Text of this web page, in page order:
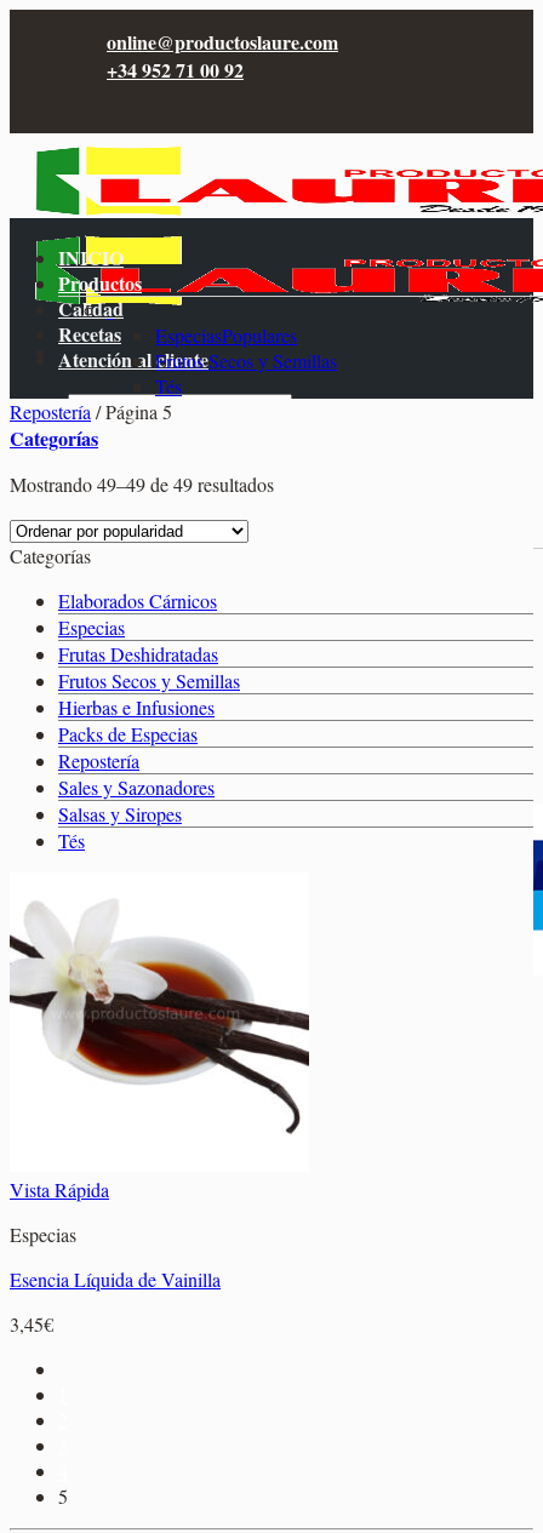
online@productoslaure.com
+34 952 71 00 92
Buscar
por:
Acceder
0,00€
No hay productos en el carrito.
Volver a la tienda
No hay productos en el carrito.
Volver a la tienda
INICIO
Productos
Especias
Frutos Secos y Semillas
Tés
Hierbas e Infusiones
Sales y Sazonadores
Packs de Especias
Salsas y Siropes
Calidad
Recetas
Atención al cliente
Repostería /Página 5
Categorías
Mostrando 49–49 de 49 resultados
Categorías
Elaborados Cárnicos
Especias
Frutas Deshidratadas
Frutos Secos y Semillas
Hierbas e Infusiones
Packs de Especias
Repostería
Sales y Sazonadores
Salsas y Siropes
Tés
Vista Rápida
Especias
Esencia Líquida de Vainilla
3,45€
5